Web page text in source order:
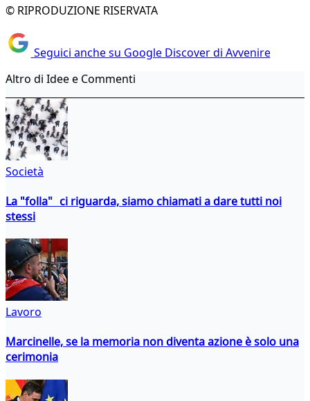
© RIPRODUZIONE RISERVATA
Seguici anche su Google Discover di Avvenire
Altro di Idee e Commenti
Società
La "folla" ci riguarda, siamo chiamati a dare tutti noi
stessi
Lavoro
Marcinelle, se la memoria non diventa azione è solo una
cerimonia